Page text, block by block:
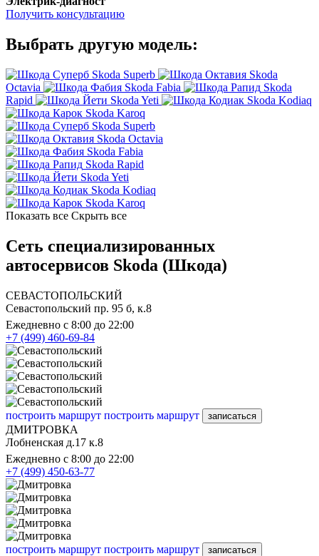
Получить консультацию
Выбрать другую модель:
Skoda Superb
Skoda
Octavia
Skoda Fabia
Skoda
Rapid
Skoda Yeti
Skoda Kodiaq
Skoda Karoq
Skoda Superb
Skoda Octavia
Skoda Fabia
Skoda Rapid
Skoda Yeti
Skoda Kodiaq
Skoda Karoq
Показать все Скрыть все
Сеть специализированных
автосервисов Skoda (Шкода)
СЕВАСТОПОЛЬСКИЙ
Севастопольский пр. 95 б, к.8
Ежедневно с 8:00 до 22:00
+7 (499) 460-69-84
построить маршрут построить маршрут записаться
ДМИТРОВКА
Лобненская д.17 к.8
Ежедневно с 8:00 до 22:00
+7 (499) 450-63-77
построить маршрут построить маршрут записаться